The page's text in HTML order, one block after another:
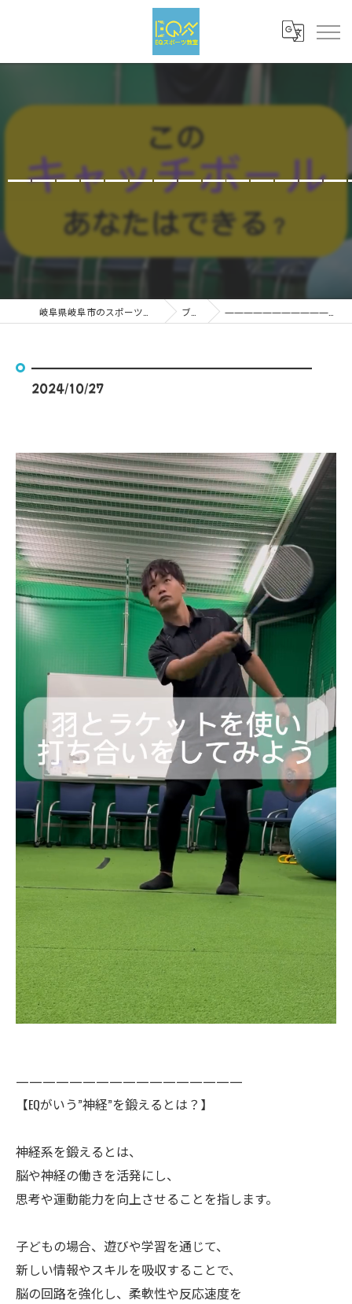
ブログ —————————————————
—————————————————
2024/10/27
—————————————————
【EQがいう”神経”を鍛えるとは？】
神経系を鍛えるとは、
脳や神経の働きを活発にし、
思考や運動能力を向上させることを指します。
子どもの場合、遊びや学習を通じて、
新しい情報やスキルを吸収することで、
脳の回路を強化し、柔軟性や反応速度を